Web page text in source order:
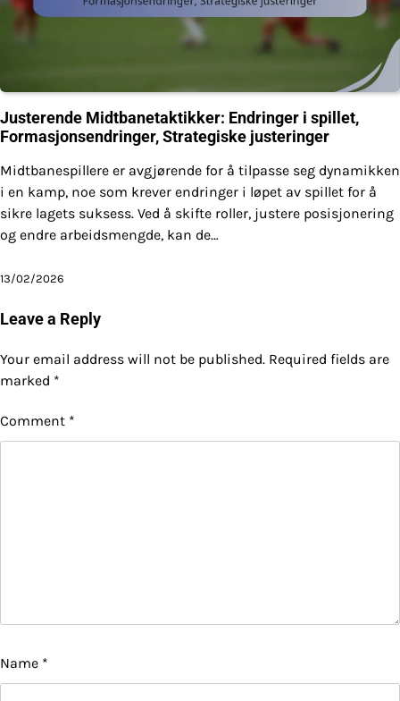
Justerende Midtbanetaktikker: Endringer i spillet,
Formasjonsendringer, Strategiske justeringer
Midtbanespillere er avgjørende for å tilpasse seg dynamikken
i en kamp, noe som krever endringer i løpet av spillet for å
sikre lagets suksess. Ved å skifte roller, justere posisjonering
og endre arbeidsmengde, kan de…
13/02/2026
Leave a Reply
Your email address will not be published. Required fields are
marked *
Comment *
Name *